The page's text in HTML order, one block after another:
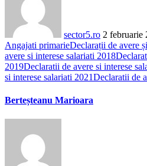
sector5.ro 2 februarie
Angajati primarieDeclarații de avere
avere si interese salariati 2018
2019Declaratii de avere si interese
si interese salariati 2021Declaratii de
Berteșteanu Marioara